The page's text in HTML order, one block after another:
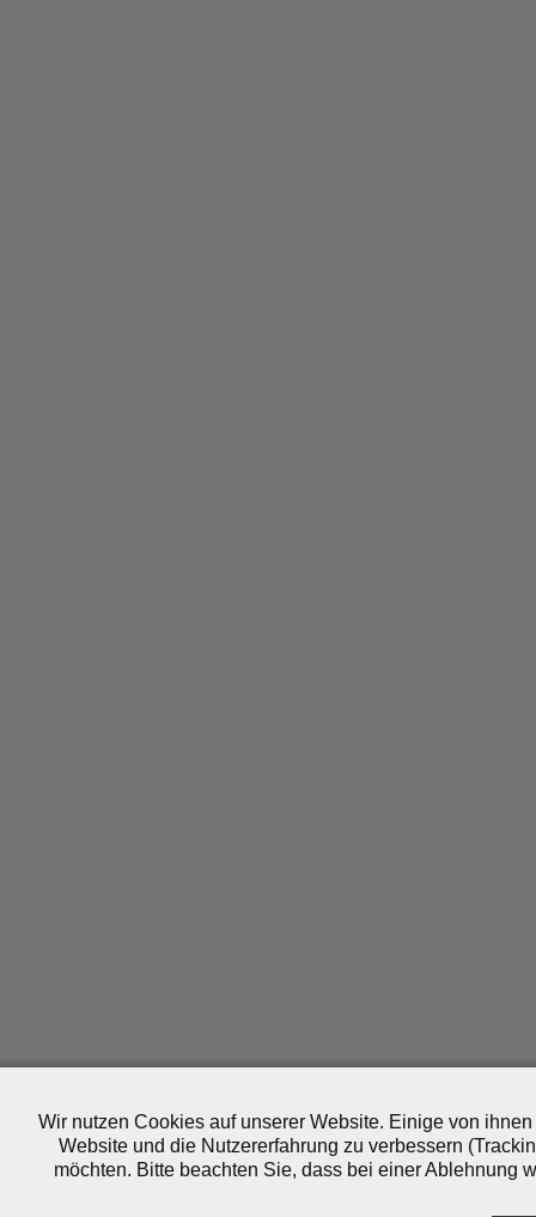
Wir nutzen Cookies auf unserer Website. Einige von
Website und die Nutzererfahrung zu verbessern
möchten. Bitte beachten Sie, dass bei einer Ablehnung